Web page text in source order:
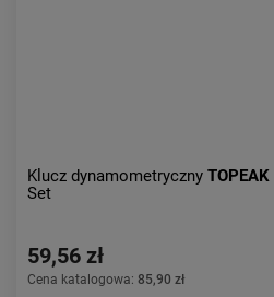
Klucz dynamometryczny TOPEAK
Set
59,56 zł
Cena katalogowa: 85,90 zł